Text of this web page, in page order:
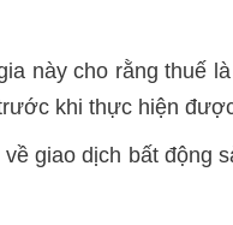
này cho rằng thuế
khi thực hiện
giao dịch bất động